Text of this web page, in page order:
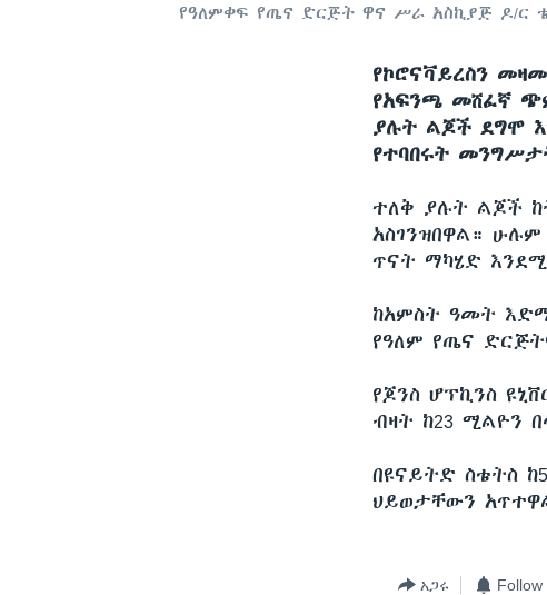
የዓለምቀፍ የጤና ድርጅት ዋና ሥራ አስኪያጅ ዶ/ር
የኮሮናቫይረስን
የአፍንጫ መሸፈኛ
ያሉት ልጆች ደግሞ
የተባበሩት
ተለቅ ያሉት ልጆች
አስገንዝበዋል።
ጥናት ማካሄድ
ከአምስት ዓመት
የዓለም የጤና
የጆንስ ሆፕኪንስ
ብዛት ከ23 ሚልዮን
በዩናይትድ ስቴትስ
ህይወታቸውን
አጋሩ Follow